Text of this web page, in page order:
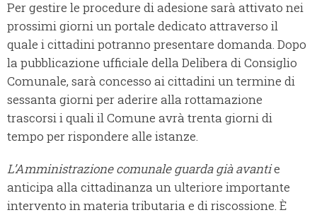
Per gestire le procedure di adesione sarà attivato nei
prossimi giorni un portale dedicato attraverso il
quale i cittadini potranno presentare domanda. Dopo
la pubblicazione ufficiale della Delibera di Consiglio
Comunale, sarà concesso ai cittadini un termine di
sessanta giorni per aderire alla rottamazione
trascorsi i quali il Comune avrà trenta giorni di
tempo per rispondere alle istanze.
L’Amministrazione comunale guarda già avantie
anticipa alla cittadinanza un ulteriore importante
intervento in materia tributaria e di riscossione. È